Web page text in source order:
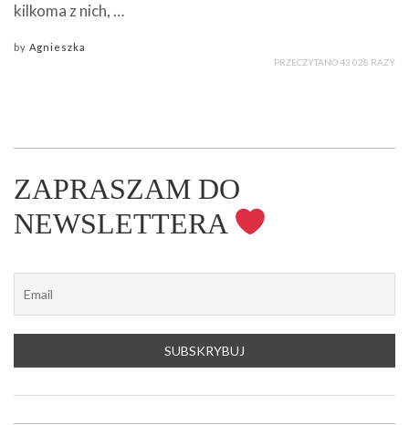
kilkoma z nich, …
by Agnieszka
PRZECZYTANO 43 028 RAZY
ZAPRASZAM DO
NEWSLETTERA